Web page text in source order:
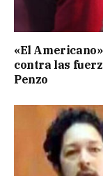
«El
contra las
Penzo